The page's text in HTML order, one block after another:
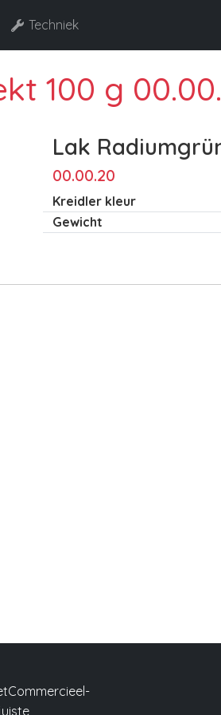
Techniek
100 g
Lak
00.00.20
Kreidler kleur
Gewicht